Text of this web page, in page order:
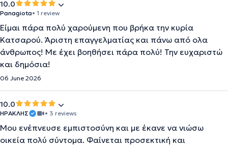
10.0
Panagiota• 1 review
Είμαι πάρα πολύ χαρούμενη που βρήκα την κυρία
Κατσαρού. Άριστη επαγγελματίας και πάνω από ολα
άνθρωπος! Με έχει βοηθήσει πάρα πολύ! Την ευχαριστώ
και δημόσια!
06 June 2026
10.0
ΗΡΑΚΛΗΣ • 3 reviews
Μου ενέπνευσε εμπιστοσύνη και με έκανε να νιώσω
οικεία πολύ σύντομα. Φαίνεται προσεκτική και